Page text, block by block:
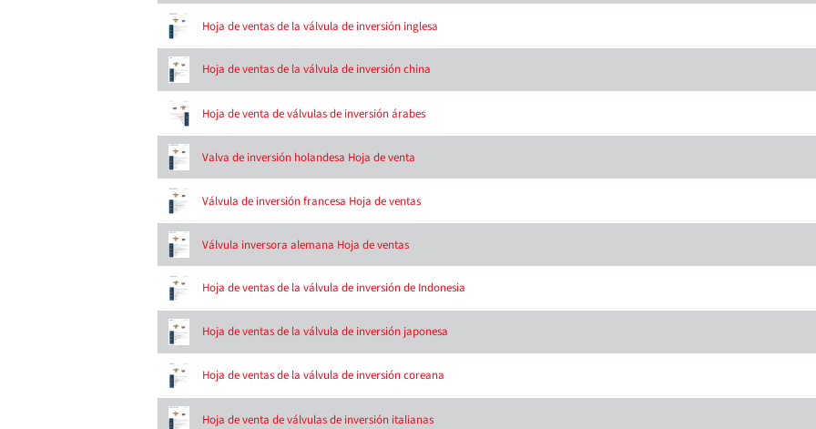
Hoja de ventas de la válvula de inversión inglesa
Hoja de ventas de la válvula de inversión china
Hoja de venta de válvulas de inversión árabes
Valva de inversión holandesa Hoja de venta
Válvula de inversión francesa Hoja de ventas
Válvula inversora alemana Hoja de ventas
Hoja de ventas de la válvula de inversión de Indonesia
Hoja de ventas de la válvula de inversión japonesa
Hoja de ventas de la válvula de inversión coreana
Hoja de venta de válvulas de inversión italianas